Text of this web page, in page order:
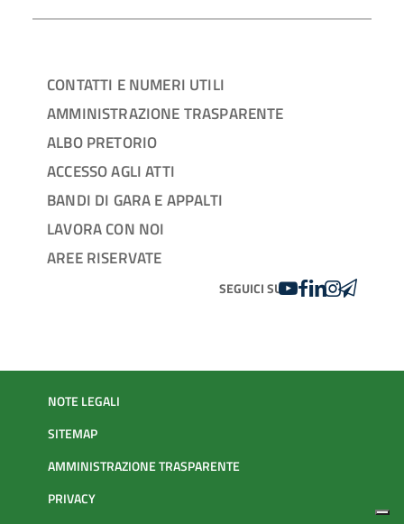
CONTATTI E NUMERI UTILI
AMMINISTRAZIONE TRASPARENTE
ALBO PRETORIO
ACCESSO AGLI ATTI
BANDI DI GARA E APPALTI
LAVORA CON NOI
AREE RISERVATE
SEGUICI SUYOUTUBE
FACEBOOK
LINKEDIN
INSTAGRAM
NOTE LEGALI
SITEMAP
AMMINISTRAZIONE TRASPARENTE
PRIVACY